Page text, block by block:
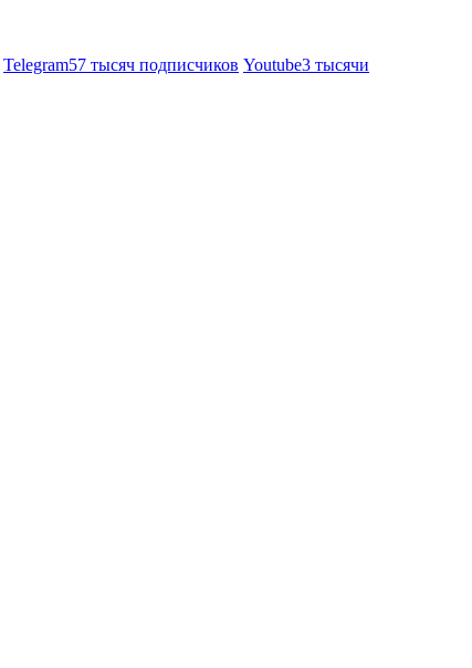
Telegram57 тысяч подписчиков Youtube3 тысячи